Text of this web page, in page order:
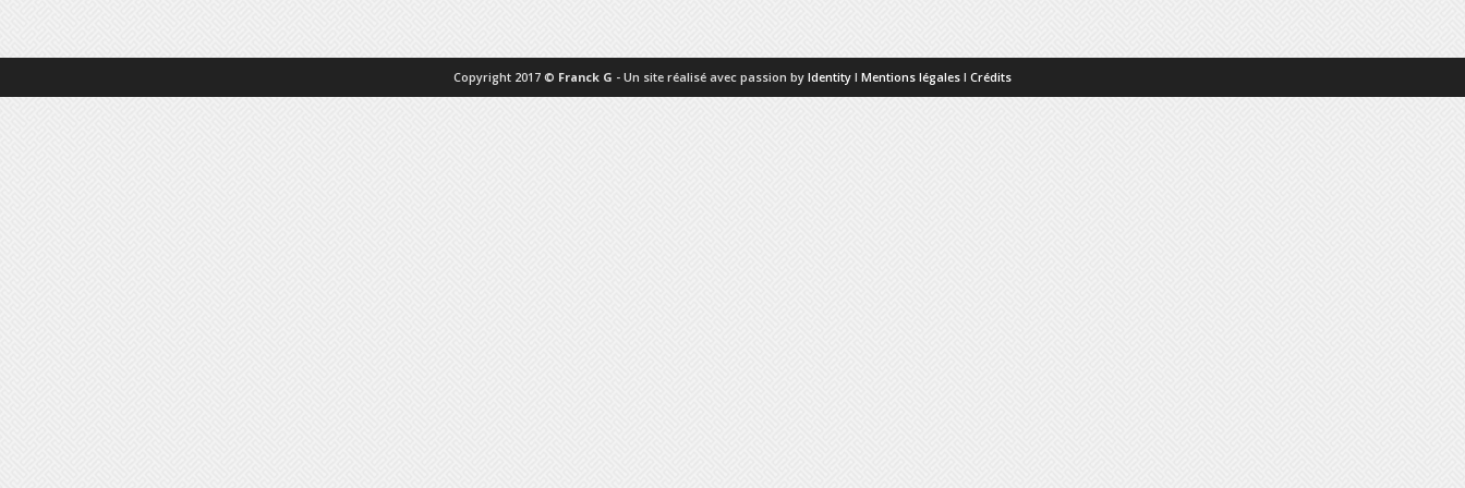
Copyright 2017 © Franck G - Un site réalisé avec passion by Identity I Mentions légales I Crédits